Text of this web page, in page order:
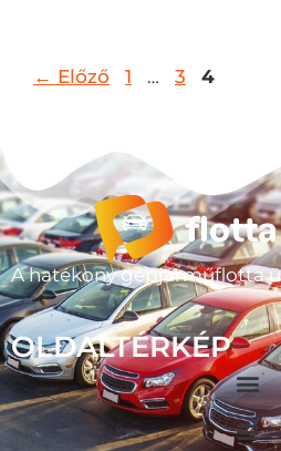
← Előző 1 … 3 4
A hatékony gépjárműflotta
OLDALTÉRKÉP